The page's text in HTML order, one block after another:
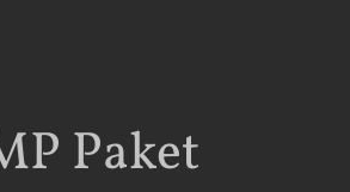
Paket